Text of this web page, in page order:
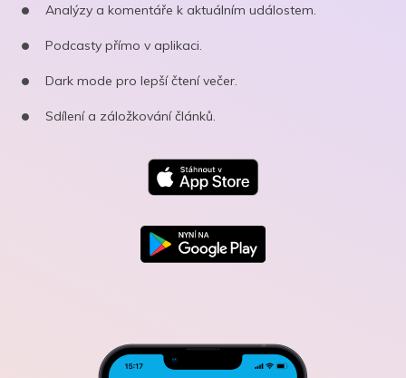
Analýzy a komentáře k aktuálním událostem.
Podcasty přímo v aplikaci.
Dark mode pro lepší čtení večer.
Sdílení a záložkování článků.